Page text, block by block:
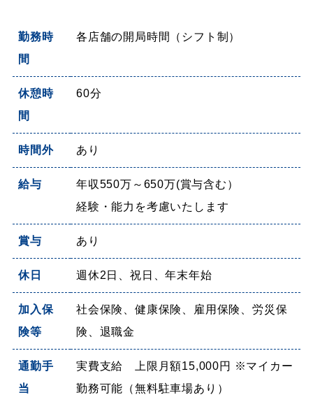
勤務時
間
各店舗の開局時間（シフト制）
休憩時
間
60分
時間外 あり
給与
年収550万～650万(賞与含む）
経験・能力を考慮いたします
賞与 あり
休日 週休2日、祝日、年末年始
加入保
険等
社会保険、健康保険、雇用保険、労災保
険、退職金
通勤手
当
実費支給 上限月額15,000円 ※マイカー
勤務可能（無料駐車場あり）